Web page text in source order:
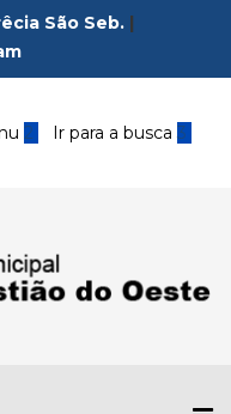
São Seb. |
2 Ir para a busca3